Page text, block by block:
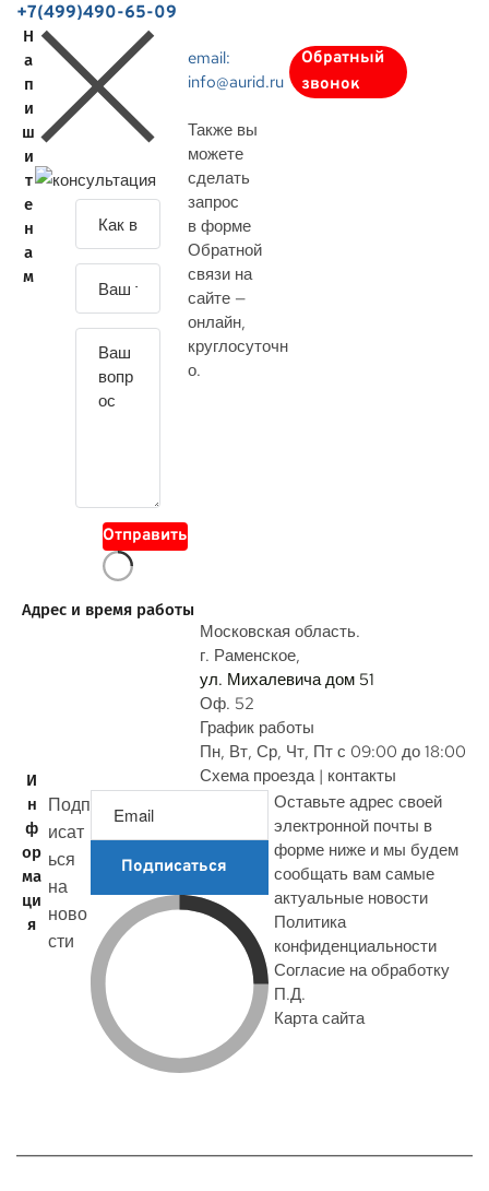
+7(499)490-65-09
Н
а
п
и
ш
и
т
е
н
а
м
о
Отправить
email:
info@aurid.ru
Также вы
можете
сделать
запрос
в форме
Обратной
связи на
сайте —
онлайн,
круглосуточн
о.
Обратный
звонок
Адрес и время работы
Московская область.
г. Раменское,
ул. Михалевича дом 51
Оф. 52
График работы
Пн, Вт, Ср, Чт, Пт с 09:00 до 18:00
Схема проезда | контакты
И
н
ф
ор
ма
ци
я
Подп
исат
ься
на
ново
сти
Подписаться
Оставьте адрес своей
электронной почты в
форме ниже и мы будем
сообщать вам самые
актуальные новости
Политика
конфиденциальности
Согласие на обработку
П.Д.
Карта сайта